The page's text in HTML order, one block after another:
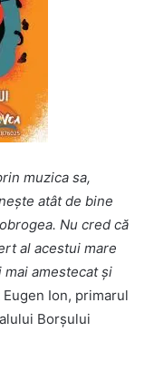
muzica sa,
atât de bine
Nu cred că
al acestui mare
amestecat și
Eugen Ion, primarul
Borșului